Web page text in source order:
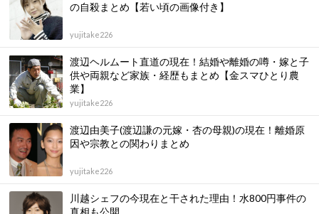
の自殺まとめ【若い頃の画像付き】
yujitake226
渡辺ヘルムート直道の現在！結婚や離婚の噂・嫁と子
供や両親など家族・経歴もまとめ【金スマひとり農
業】
yujitake226
渡辺由美子(渡辺謙の元嫁・杏の母親)の現在！離婚原
因や宗教との関わりまとめ
yujitake226
川越シェフの今現在と干された理由！水800円事件の
真相も公開